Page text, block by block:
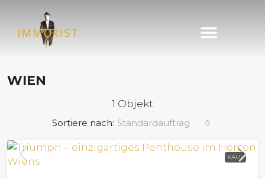
WIEN
1 Objekt
Sortiere nach: Standardauftrag
KAUF